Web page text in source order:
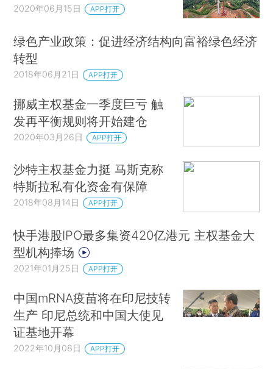
2020年06月15日 APP打开
绿色产业政策：促进经济结构向富裕绿色经济
转型
2018年06月21日 APP打开
挪威主权基金一季度巨亏 触
发再平衡规则将开始建仓
2020年03月26日 APP打开
沙特主权基金力挺 马斯克称
特斯拉私有化资金有保障
2018年08月14日 APP打开
快手港股IPO最多集资420亿港元 主权基金大
型机构捧场
2021年01月25日 APP打开
中国mRNA疫苗将在印尼技转
生产 印尼总统和中国大使见
证基地开幕
2022年10月08日 APP打开